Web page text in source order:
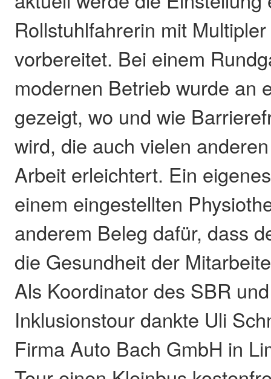
Rollstuhlfahrerin mit
vorbereitet. Bei einem
modernen Betrieb wurde an
gezeigt, wo und wie
wird, die auch vielen
Arbeit erleichtert. Ein
einem eingestellten
anderem Beleg dafür, dass
die Gesundheit der
Als Koordinator des SBR
Inklusionstour dankte Uli
Firma Auto Bach GmbH in